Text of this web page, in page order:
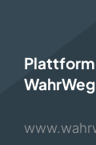
Plattform